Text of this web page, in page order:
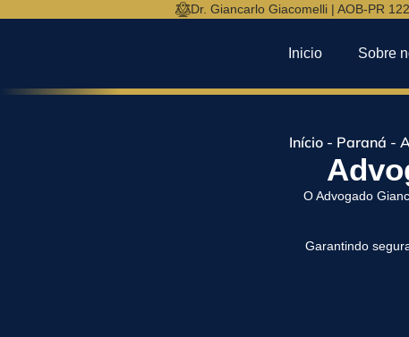
Dr. Giancarlo Giacomelli | AOB-PR
Inicio Sobre
Início - Paraná -
O Advogado
Garantindo